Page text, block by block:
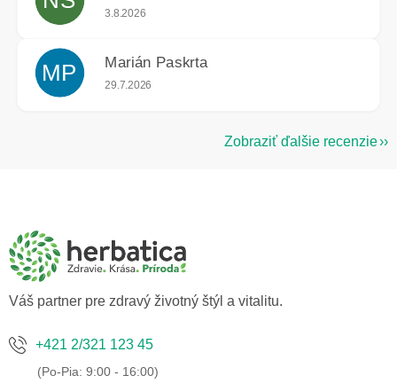
Hodnotenie obchodu je 5 z 5 hviezdičiek.
3.8.2026
MP Marián Paskrta
Hodnotenie obchodu je 5 z 5 hviezdičiek.
29.7.2026
Zobraziť ďalšie recenzie
Váš partner pre zdravý životný štýl a vitalitu.
+421 2/321 123 45